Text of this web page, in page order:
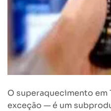
O superaquecimento em
exceção — é um